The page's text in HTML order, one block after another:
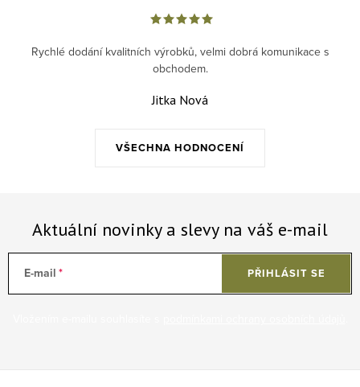
VŠECHNA HODNOCENÍ
Rychlé dodání kvalitních výrobků, velmi dobrá komunikace s
obchodem.
Jitka Nová
Aktuální novinky a slevy na váš e-mail
E-mail PŘIHLÁSIT SE